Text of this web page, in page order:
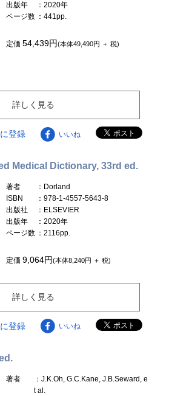
出版年
：2020年
ページ数 ：441pp.
定価54,439円(本体49,490円 ＋ 税)
詳しく見る
登録 いいね
Medical Dictionary, 33rd ed.
著者
：Dorland
ISBN
：978-1-4557-5643-8
出版社
：ELSEVIER
出版年
：2020年
ページ数 ：2116pp.
定価9,064円(本体8,240円 ＋ 税)
詳しく見る
登録 いいね
著者
：J.K.Oh, G.C.Kane, J.B.Seward, e
t al.